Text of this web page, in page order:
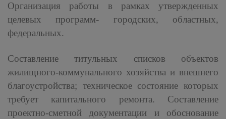
Организация работы в рамках утвержденных
целевых программ- городских, областных,
федеральных.
Составление титульных списков объектов
жилищного-коммунального хозяйства и внешнего
благоустройства; техническое состояние которых
требует капитального ремонта. Составление
проектно-сметной документации и обоснование